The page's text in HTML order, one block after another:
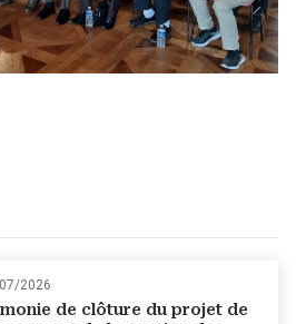
2026
de clôture du projet de